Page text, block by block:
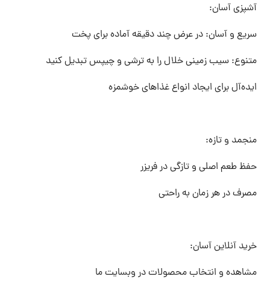
آشپزی آسان:
سریع و آسان: در عرض چند دقیقه آماده برای پخت
متنوع: سیب زمینی خلال را به ترشی و چیپس تبدیل کنید
ایده‌آل برای ایجاد انواع غذاهای خوشمزه
منجمد و تازه:
حفظ طعم اصلی و تازگی در فریزر
مصرف در هر زمان به راحتی
خرید آنلاین آسان:
مشاهده و انتخاب محصولات در وبسایت ما